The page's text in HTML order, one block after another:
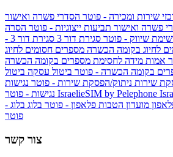
שירות ומכירה - פוטר הסדרי פשרה ואישור
פשרה ואישור תביעות ייצוגיות - פוטר הסרה
שיווק - פוטר סגירת דור 3
סגירת דור 3 -
לחיוג בקומה הכשרה מספרים חסומים לחיוג
אמות מידה לחסימת מספרים בקומה הכשרה
בקומה הכשרה - פוטר ביטול עסקה ביטול
שירות ניתוק/הפסקת שירות - פוטר נגישות
IsraelieSIM by Pelephone
מועדון הטבות פלאפון - פוטר בלוג בלוג -
פוטר
צור קשר